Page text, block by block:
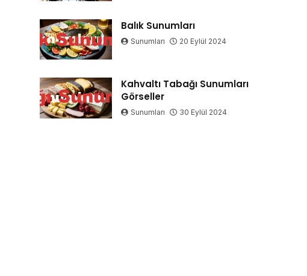
Balık Sunumları
Sunumları 20 Eylül 2024
Kahvaltı Tabağı Sunumları
Görseller
Sunumları 30 Eylül 2024